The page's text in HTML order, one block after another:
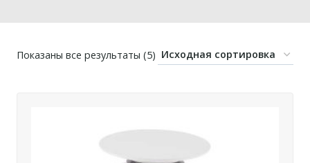
Показаны все результаты (5)